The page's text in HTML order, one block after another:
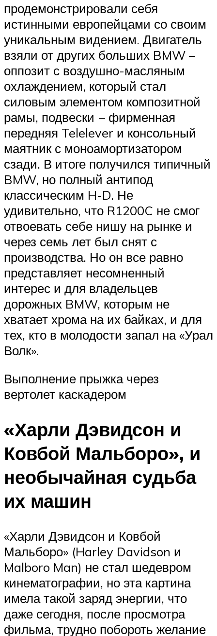
продемонстрировали себя
истинными европейцами со своим
уникальным видением. Двигатель
взяли от других больших BMW –
оппозит с воздушно-масляным
охлаждением, который стал
силовым элементом композитной
рамы, подвески – фирменная
передняя Telelever и консольный
маятник с моноамортизатором
сзади. В итоге получился типичный
BMW, но полный антипод
классическим H-D. Не
удивительно, что R1200C не смог
отвоевать себе нишу на рынке и
через семь лет был снят с
производства. Но он все равно
представляет несомненный
интерес и для владельцев
дорожных BMW, которым не
хватает хрома на их байках, и для
тех, кто в молодости запал на «Урал
Волк».
Выполнение прыжка через
вертолет каскадером
«Харли Дэвидсон и
Ковбой Мальборо», и
необычайная судьба
их машин
«Харли Дэвидсон и Ковбой
Мальборо» (Harley Davidson и
Malboro Man) не стал шедевром
кинематографии, но эта картина
имела такой заряд энергии, что
даже сегодня, после просмотра
фильма, трудно побороть желание